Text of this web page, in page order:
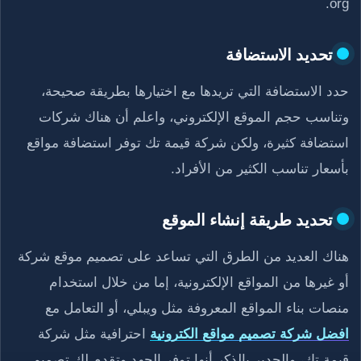
‎.org
تحديد الاستضافة
حدد الاستضافة التي تريدها مع اختيارها بطريقة صحيحة،
وتناسب حجم الموقع الإلكتروني، واعلم أن هناك شركات
استضافة كثيرة، ولكن شركة قيمة تك توفر استضافة مواقع
بأسعار تناسب الكثير من الأفراد.
تحديد طريقة إنشاء الموقع
هناك العديد من الطرق التي تساعد على تصميم موقع شركة
أو غيرها من المواقع الإلكترونية، إما من خلال استخدام
منصات بناء المواقع المعروفة مثل ويبلي، أو التعامل مع
افضل شركة تصميم مواقع الكترونية احترافية مثل شركة